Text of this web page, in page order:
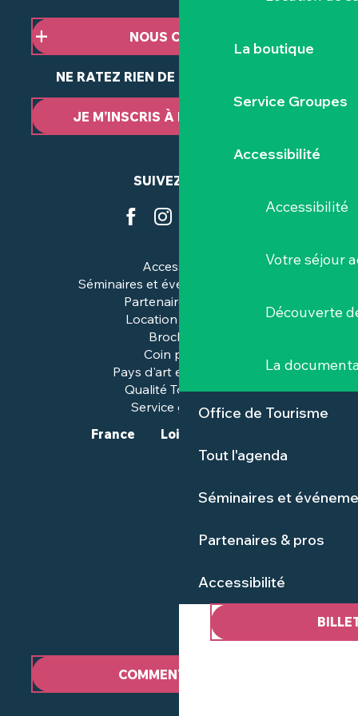
La boutique
Service Groupes
Accessibilité
Accessibilité
Votre séjour
Découverte
La
Office de Tourisme
Tout l'agenda
Séminaires et
Partenaires & pros
Accessibilité
NOUS CONTACTER
NE RATEZ RIEN DE NOTRE ACTUALITÉ
JE M’INSCRIS À LA NEWSLETTER
SUIVEZ-NOUS
Accessibilité
Séminaires et événements pros
Partenaires & pros
Location de salles
Brochures
Coin presse
Pays d'art et d'histoire
Qualité Tourisme™
Service groupes
COMMENT VENIR ?
France Loire-Atlantique